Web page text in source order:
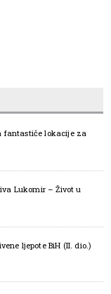
fantastiče lokacije za
Lukomir – Život u
ljepote BiH (II. dio.)